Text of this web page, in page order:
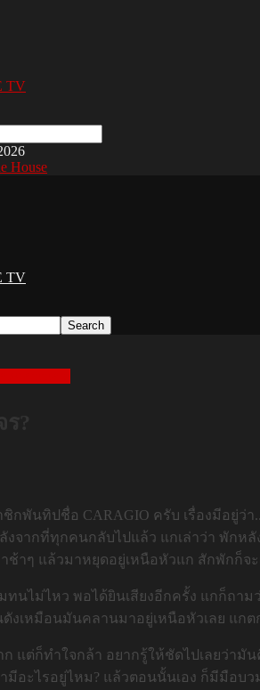
TV
House
TV
ชิกพันทิปชื่อ CARAGIO ครับ เรื่องมีอยู่
งจากที่ทุกคนกลับไปแล้ว แกเล่าว่า พักหลั
ช้าๆ แล้วมาหยุดอยู่เหนือหัวแก สักพักก็จะ
ทนไม่ไหว พอได้ยินเสียงอีกครั้ง แกก็ถาม
ดังเหมือนมันคลานมาอยู่เหนือหัวเลย แก
แต่ก็ทำใจกล้า อยากรู้ให้ชัดไปเลยว่ามั
ามีอะไรอยู่ไหม? แล้วตอนนั้นเอง ก็มีมือ